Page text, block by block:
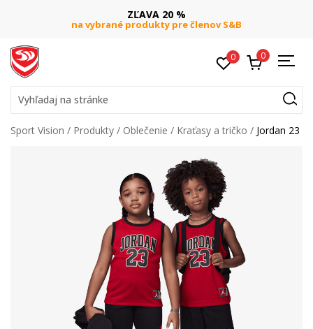
ZĽAVA 20 %
na vybrané produkty pre členov S&B
0 0
Vyhľadaj na stránke
Sport Vision Produkty Oblečenie Kraťasy a tričko Jordan 23